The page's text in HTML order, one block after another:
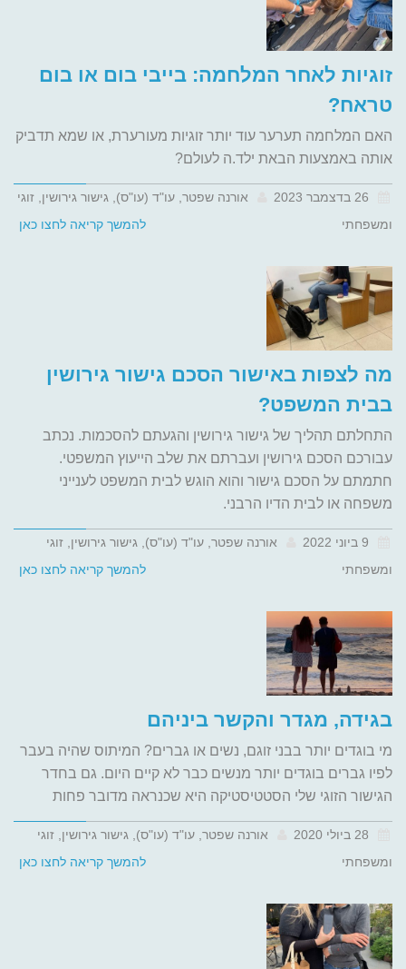
זוגיות לאחר המלחמה: בייבי בום או בום
טראח?
האם המלחמה תערער עוד יותר זוגיות מעורערת, או שמא תדביק
אותה באמצעות הבאת ילד.ה לעולם?
אורנה שפטר, עו"ד (עו"ס), גישור גירושין, זוגי
ומשפחתי
להמשך קריאה לחצו כאן
מה לצפות באישור הסכם גישור גירושין
בבית המשפט?
התחלתם תהליך של גישור גירושין והגעתם להסכמות. נכתב
עבורכם הסכם גירושין ועברתם את שלב הייעוץ המשפטי.
חתמתם על הסכם גישור והוא הוגש לבית המשפט לענייני
משפחה או לבית הדיו הרבני.
אורנה שפטר, עו"ד (עו"ס), גישור גירושין, זוגי
ומשפחתי
להמשך קריאה לחצו כאן
בגידה, מגדר והקשר ביניהם
מי בוגדים יותר בבני זוגם, נשים או גברים? המיתוס שהיה בעבר
לפיו גברים בוגדים יותר מנשים כבר לא קיים היום. גם בחדר
הגישור הזוגי שלי הסטטיסטיקה היא שכנראה מדובר פחות
אורנה שפטר, עו"ד (עו"ס), גישור גירושין, זוגי
ומשפחתי
להמשך קריאה לחצו כאן